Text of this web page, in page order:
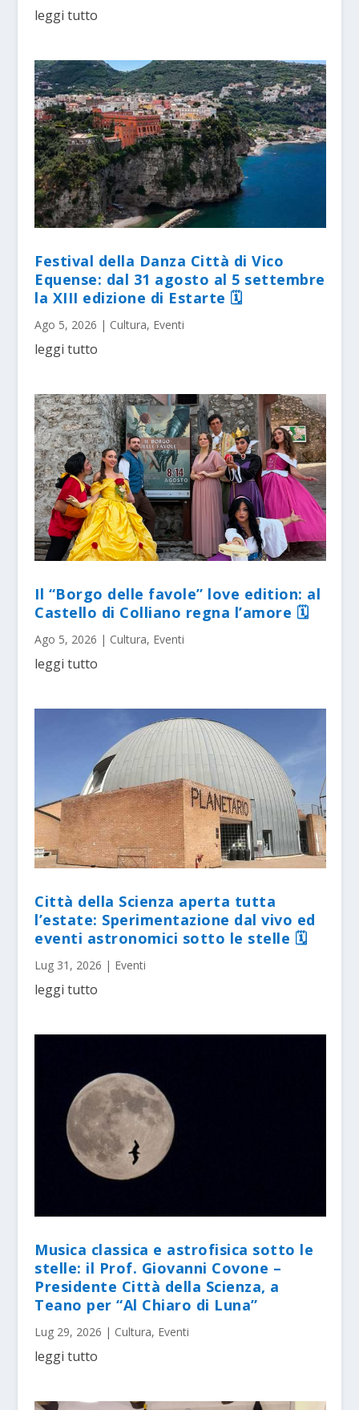
leggi tutto
Festival della Danza Città di Vico
Equense: dal 31 agosto al 5 settembre
la XIII edizione di Estarte 🗓
Ago 5, 2026 | Cultura, Eventi
leggi tutto
Il “Borgo delle favole” love edition: al
Castello di Colliano regna l’amore 🗓
Ago 5, 2026 | Cultura, Eventi
leggi tutto
Città della Scienza aperta tutta
l’estate: Sperimentazione dal vivo ed
eventi astronomici sotto le stelle 🗓
Lug 31, 2026 | Eventi
leggi tutto
Musica classica e astrofisica sotto le
stelle: il Prof. Giovanni Covone –
Presidente Città della Scienza, a
Teano per “Al Chiaro di Luna”
Lug 29, 2026 | Cultura, Eventi
leggi tutto